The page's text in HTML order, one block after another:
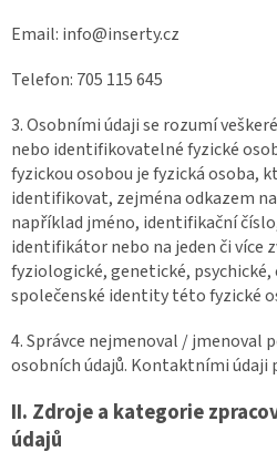
Email: info@inserty.cz
Telefon: 705 115 645
3. Osobními údaji se rozumí
nebo identifikovatelné fyzické
fyzickou osobou je fyzická osoba,
identifikovat, zejména odkazem
například jméno, identifikační
identifikátor nebo na jeden či více
fyziologické, genetické,
společenské identity této fyzické
4. Správce nejmenoval / jmenoval
osobních údajů. Kontaktními údaji
II. Zdroje a kategorie
údajů